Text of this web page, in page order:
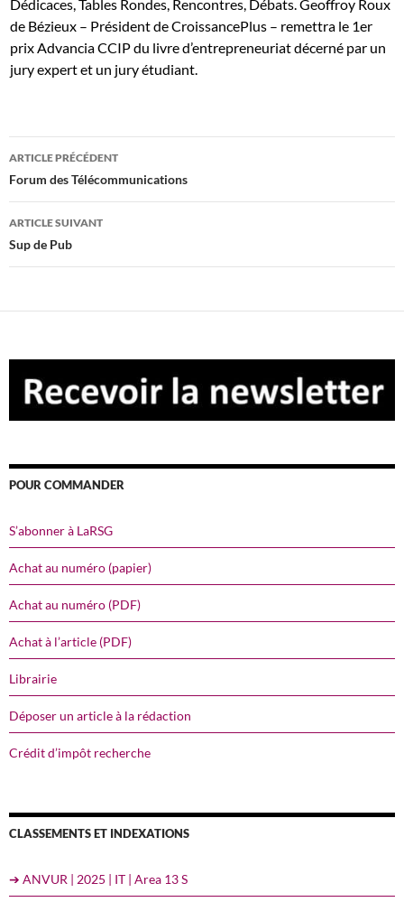
Dédicaces, Tables Rondes, Rencontres, Débats.Geoffroy Roux
de Bézieux – Président de CroissancePlus – remettra le 1er
prix AdvanciaCCIP du livre d’entrepreneuriat décerné par un
jury expert et un jury étudiant.
Navigation
des
articles
ARTICLE PRÉCÉDENT
Forum des Télécommunications
ARTICLE SUIVANT
Sup de Pub
POUR COMMANDER
S’abonner à LaRSG
Achat au numéro (papier)
Achat au numéro (PDF)
Achat à l’article (PDF)
Librairie
Déposer un article à la rédaction
Crédit d’impôt recherche
CLASSEMENTS ET INDEXATIONS
➔ ANVUR | 2025 | IT | Area 13 S